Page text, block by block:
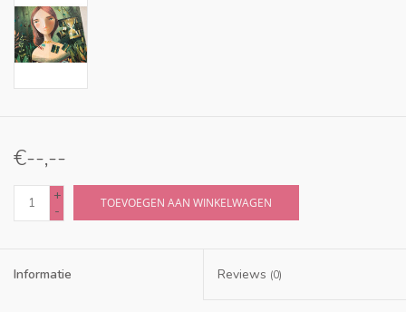
€--,--
+
-
TOEVOEGEN AAN WINKELWAGEN
Informatie Reviews (0)